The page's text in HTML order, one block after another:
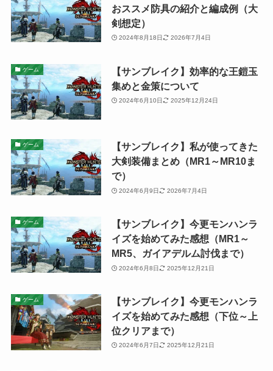
おススメ防具の紹介と編成例（大
剣想定）
2024年8月18日 2026年7月4日
ゲーム
【サンブレイク】効率的な王鎧玉
集めと金策について
2024年6月10日 2025年12月24日
ゲーム
【サンブレイク】私が使ってきた
大剣装備まとめ（MR1～MR10ま
で）
2024年6月9日 2026年7月4日
ゲーム
【サンブレイク】今更モンハンラ
イズを始めてみた感想（MR1～
MR5、ガイアデルム討伐まで）
2024年6月8日 2025年12月21日
ゲーム
【サンブレイク】今更モンハンラ
イズを始めてみた感想（下位～上
位クリアまで）
2024年6月7日 2025年12月21日